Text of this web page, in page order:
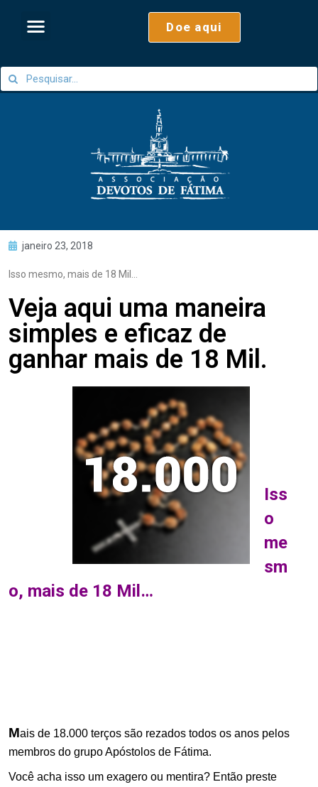
Doe aqui
janeiro 23, 2018
Isso mesmo, mais de 18 Mil…
Veja aqui uma maneira
simples e eficaz de
ganhar mais de 18 Mil.
Iss
o
me
sm
o, mais de 18 Mil…
Mais de 18.000 terços são rezados todos os anos pelos
membros do grupo Apóstolos de Fátima.
Você acha isso um exagero ou mentira? Então preste